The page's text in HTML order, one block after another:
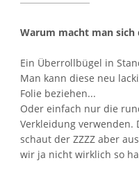
Warum macht man sich
Ein Überrollbügel in
Man kann diese neu
Folie beziehen...
Oder einfach nur die
Verkleidung verwenden.
schaut der ZZZZ aber
wir ja nicht wirklich so
Google Maps
Google Analytics